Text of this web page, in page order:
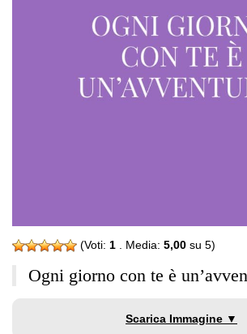
(Voti: 1 . Media: 5,00 su 5)
Ogni giorno con te è
Scarica Immagine ▼